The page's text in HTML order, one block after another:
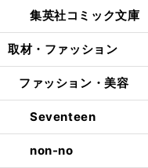
集英社コミック文庫
取材・ファッション
ファッション・美容
Seventeen
non-no